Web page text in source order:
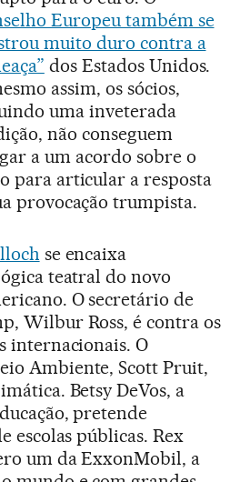
Europeu também se
muito duro contra a
dos Estados Unidos.
assim, os sócios,
uma inveterada
não conseguem
a um acordo sobre o
para articular a resposta
provocação trumpista.
se encaixa
teatral do novo
O secretário de
Wilbur Ross, é contra os
internacionais. O
Ambiente, Scott Pruit,
Betsy DeVos, a
pretende
escolas públicas. Rex
um da ExxonMobil, a